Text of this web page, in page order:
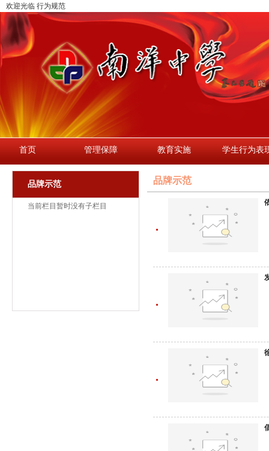
欢迎光临 行为规范
首页 管理保障 教育实施 学生行为表
品牌示范
当前栏目暂时没有子栏目
品牌示范